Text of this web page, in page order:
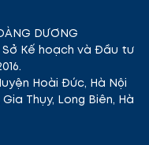
DƯƠNG
Sở Kế hoạch và Đầu tư
Hoài Đức, Hà Nội
Thụy, Long Biên, Hà